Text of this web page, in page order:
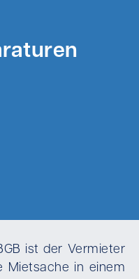
ist der Vermieter
Mietsache in einem